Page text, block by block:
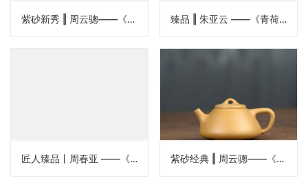
紫砂新秀 ‖ 周云骢——《汉君》 臻品 ‖ 朱亚云 ——《青荷》
匠人臻品丨周春亚 ——《鱼化龙》 紫砂经典 ‖ 周云骢——《石瓢》